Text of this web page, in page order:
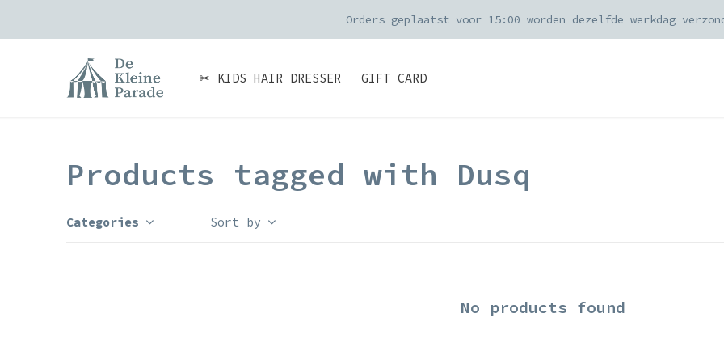
✂ KIDS HAIR DRESSER GIFT CARD
Je online bestelling wordt met zorg
Products tagged with Dusq
Categories Sort by
No products found